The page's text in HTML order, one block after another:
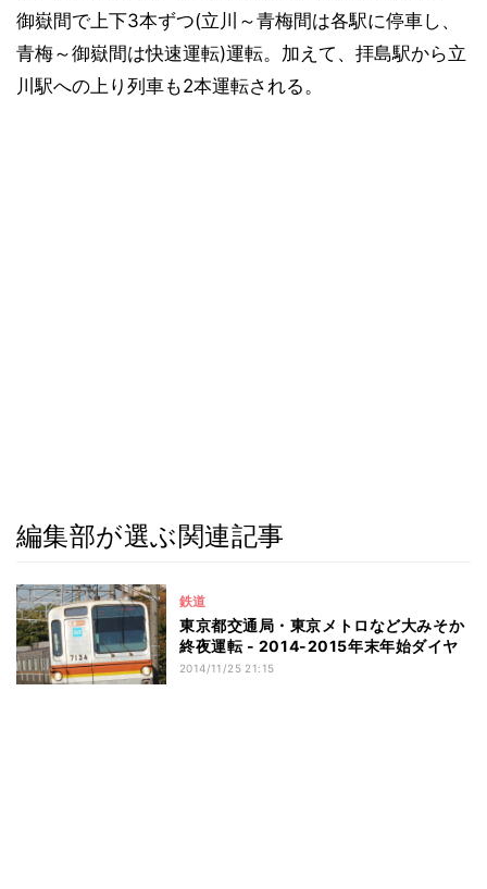
御嶽間で上下3本ずつ(立川～青梅間は各駅に停車し、
青梅～御嶽間は快速運転)運転。加えて、拝島駅から立
川駅への上り列車も2本運転される。
編集部が選ぶ関連記事
鉄道
東京都交通局・東京メトロなど大みそか
終夜運転 - 2014-2015年末年始ダイヤ
2014/11/25 21:15